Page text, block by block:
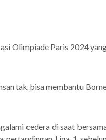
Olimpiade Paris 2024
tak bisa membantu
cedera di saat